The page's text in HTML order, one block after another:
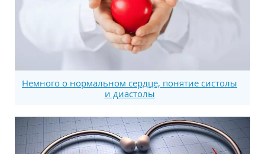
Немного о нормальном сердце, понятие систолы
и диастолы